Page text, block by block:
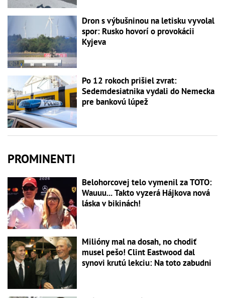
Dron s výbušninou na letisku vyvolal
spor: Rusko hovorí o provokácii
Kyjeva
Po 12 rokoch prišiel zvrat:
Sedemdesiatnika vydali do Nemecka
pre bankovú lúpež
PROMINENTI
Belohorcovej telo vymenil za TOTO:
Wauuu... Takto vyzerá Hájkova nová
láska v bikinách!
Milióny mal na dosah, no chodiť
musel pešo! Clint Eastwood dal
synovi krutú lekciu: Na toto zabudni